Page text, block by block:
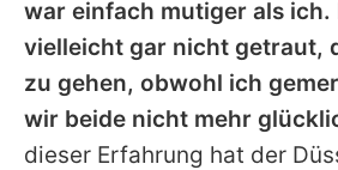
war einfach mutiger als ich.
vielleicht gar nicht getraut,
zu gehen, obwohl ich
wir beide nicht mehr
dieser Erfahrung hat der